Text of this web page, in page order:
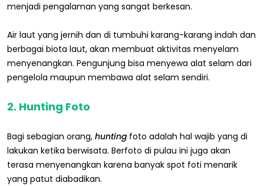
menjadi pengalaman yang sangat berkesan.
Air laut yang jernih dan di tumbuhi karang-karang indah dan
berbagai biota laut, akan membuat aktivitas menyelam
menyenangkan. Pengunjung bisa menyewa alat selam dari
pengelola maupun membawa alat selam sendiri.
2. Hunting Foto
Bagi sebagian orang, hunting foto adalah hal wajib yang di
lakukan ketika berwisata. Berfoto di pulau ini juga akan
terasa menyenangkan karena banyak spot foti menarik
yang patut diabadikan.